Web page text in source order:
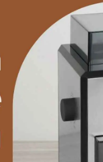
với nhu cầu và ngân
10/06/2026
Máy pha cà phê
DeLonghi có gì đặc
biệt mà hàng triệu
10/06/2026
Cách vệ sinh và bảo